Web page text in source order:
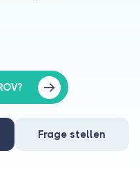
Frage stellen